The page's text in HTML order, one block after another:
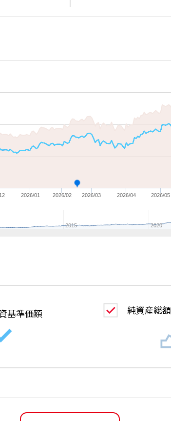
2026/01 2026/02 2026/03 2026/04 2026/05
2015 2020
基準価額 純資産総額